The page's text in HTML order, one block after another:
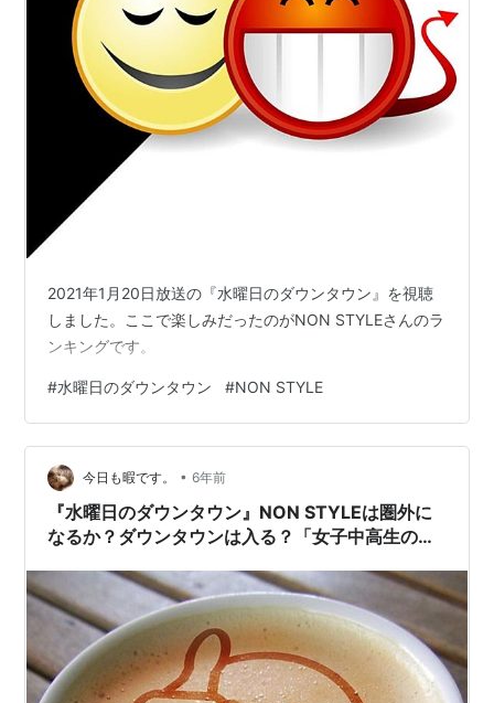
2021年1月20日放送の『水曜日のダウンタウン』を視聴
しました。ここで楽しみだったのがNON STYLEさんのラ
ンキングです。
#水曜日のダウンタウン #NON STYLE
今日も暇です。 • 6年前
『水曜日のダウンタウン』NON STYLEは圏外に
なるか？ダウンタウンは入る？「女子中高生の好